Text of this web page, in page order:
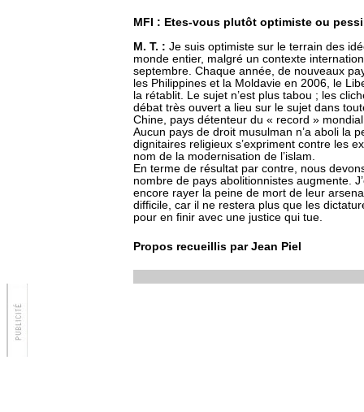
MFI : Etes-vous plutôt optimiste ou
M. T. : Je suis optimiste sur le terrain des
monde entier, malgré un contexte
septembre. Chaque année, de nouveaux
les Philippines et la Moldavie en 2006, le
la rétablit. Le sujet n’est plus tabou ; les
débat très ouvert a lieu sur le sujet dans
Chine, pays détenteur du « record »
Aucun pays de droit musulman n’a aboli la
dignitaires religieux s’expriment contre les
nom de la modernisation de l’islam.
En terme de résultat par contre, nous
nombre de pays abolitionnistes augmente.
encore rayer la peine de mort de leur
difficile, car il ne restera plus que les
pour en finir avec une justice qui tue.
Propos recueillis par Jean Piel